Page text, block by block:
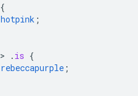
{
hotpink ;
> . is {
rebeccapurple ;